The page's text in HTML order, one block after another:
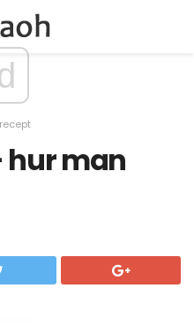
man